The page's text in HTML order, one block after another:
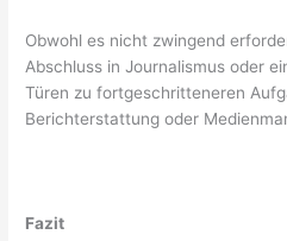
Obwohl es nicht zwingend
Abschluss in Journalismus oder
Türen zu fortgeschritteneren
Berichterstattung oder
Fazit